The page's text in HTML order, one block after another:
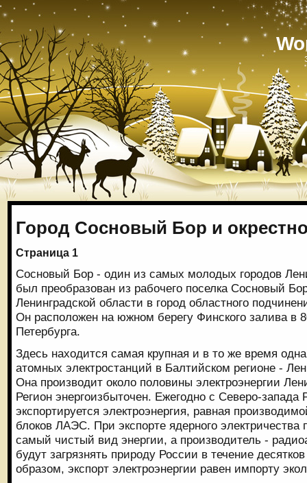
Город Сосновый Бор и
Страница 1
Сосновый Бор - один из самых молодых городов
был преобразован из рабочего поселка Сосновый
Ленинградской области в город областного
Он расположен на южном берегу Финского залива в
Петербурга.
Здесь находится самая крупная и в то же время
атомных электростанций в Балтийском регионе -
Она производит около половины электроэнергии
Регион энергоизбыточен. Ежегодно с Северо-
экспортируется электроэнергия, равная
блоков ЛАЭС. При экспорте ядерного электричества
самый чистый вид энергии, а производитель -
будут загрязнять природу России в течение
образом, экспорт электроэнергии равен импорту